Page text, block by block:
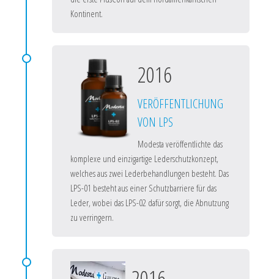
Kontinent.
2016
VERÖFFENTLICHUNG
VON LPS
Modesta veröffentlichte das
komplexe und einzigartige Lederschutzkonzept,
welches aus zwei Lederbehandlungen besteht. Das
LPS-01 besteht aus einer Schutzbarriere für das
Leder, wobei das LPS-02 dafür sorgt, die Abnutzung
zu verringern.